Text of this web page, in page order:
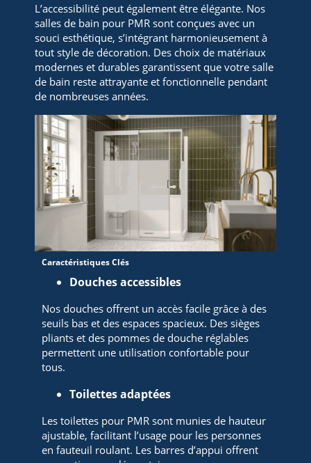
L’accessibilité peut également être élégante. Nos
salles de bain pour PMR sont conçues avec un
souci esthétique, s’intégrant harmonieusement à
tout style de décoration. Des choix de matériaux
modernes et durables garantissent que votre salle
de bain reste attrayante et fonctionnelle pendant
de nombreuses années.
Caractéristiques Clés
Douches accessibles
Nos douches offrent un accès facile grâce à des
seuils bas et des espaces spacieux. Des sièges
pliants et des pommes de douche réglables
permettent une utilisation confortable pour
tous.
Toilettes adaptées
Les toilettes pour PMR sont munies de hauteur
ajustable, facilitant l’usage pour les personnes
en fauteuil roulant. Les barres d’appui offrent